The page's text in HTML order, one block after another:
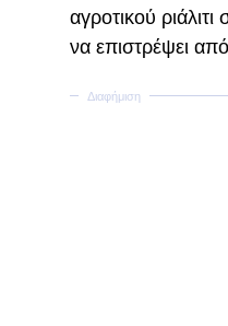
αγροτικού
να επιστρέψει